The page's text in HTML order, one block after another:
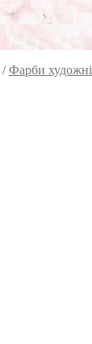
/Фарби художні